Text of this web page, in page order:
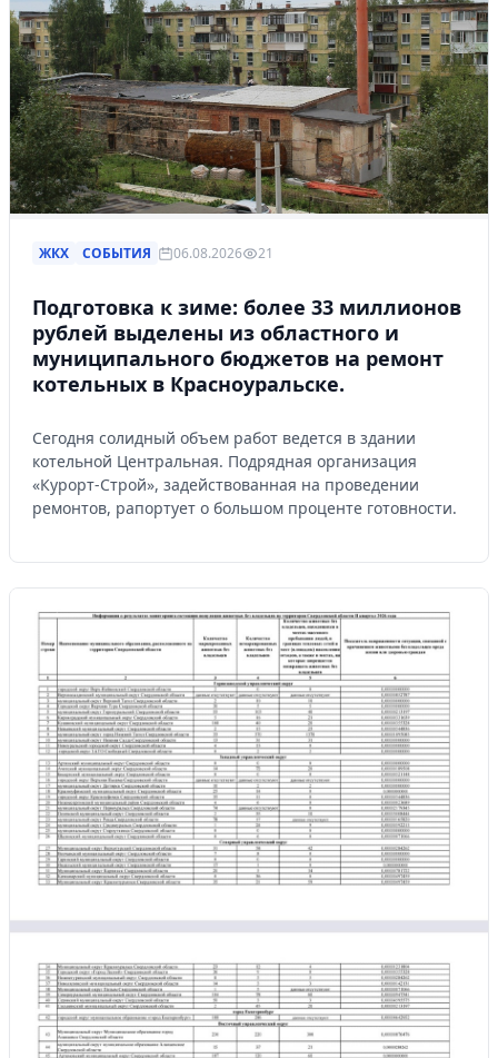
ЖКХ СОБЫТИЯ 06.08.2026 21
Подготовка к зиме: более 33 миллионов
рублей выделены из областного и
муниципального бюджетов на ремонт
котельных в Красноуральске.
Сегодня солидный объем работ ведется в здании
котельной Центральная. Подрядная организация
«Курорт-Строй», задействованная на проведении
ремонтов, рапортует о большом проценте готовности.